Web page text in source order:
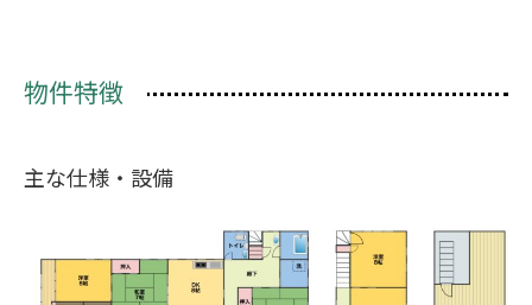
物件特徴
主な仕様・設備